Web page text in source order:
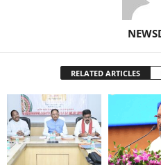
RELATED ARTICLES